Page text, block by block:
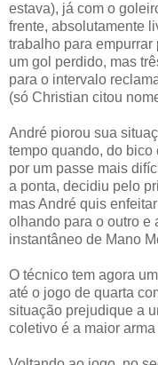
estava), já com o
frente, absolutamente
trabalho para
um gol perdido, mas
para o intervalo
(só Christian citou
André piorou sua
tempo quando, do
por um passe mais
a ponta, decidiu pelo
mas André quis
olhando para o outro e
instantâneo de Mano
O técnico tem agora
até o jogo de quarta
situação prejudique a
coletivo é a maior